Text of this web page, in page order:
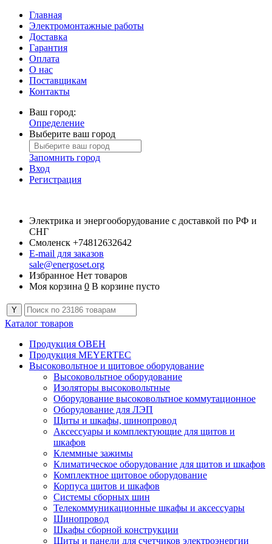
Главная
Электромонтажные работы
Доставка
Гарантия
Оплата
О нас
Поставщикам
Контакты
Ваш город:
Определение
Выберите ваш город
Запомнить город
Вход
Регистрация
Электрика и энергооборудование с доставкой по РФ и
СНГ
Смоленск +74812632642
E-mail для заказов
sale@energoset.org
Избранное Нет товаров
Моя корзина 0 В корзине пусто
Каталог товаров
Продукция ОВЕН
Продукция MEYERTEC
Высоковольтное и щитовое оборудование
Высоковольтное оборудование
Изоляторы высоковольтные
Оборудование высоковольтное коммутационное
Оборудование для ЛЭП
Щиты и шкафы, шинопровод
Аксессуары и комплектующие для щитов и
шкафов
Клеммные зажимы
Климатическое оборудование для щитов и шкафов
Комплектное щитовое оборудование
Корпуса щитов и шкафов
Системы сборных шин
Телекоммуникационные шкафы и аксессуары
Шинопровод
Шкафы сборной конструкции
Щиты и панели для счетчиков электроэнергии